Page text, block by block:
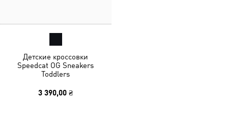
Детские кроссовки
Speedcat OG Sneakers
Toddlers
3 390,00 ₴